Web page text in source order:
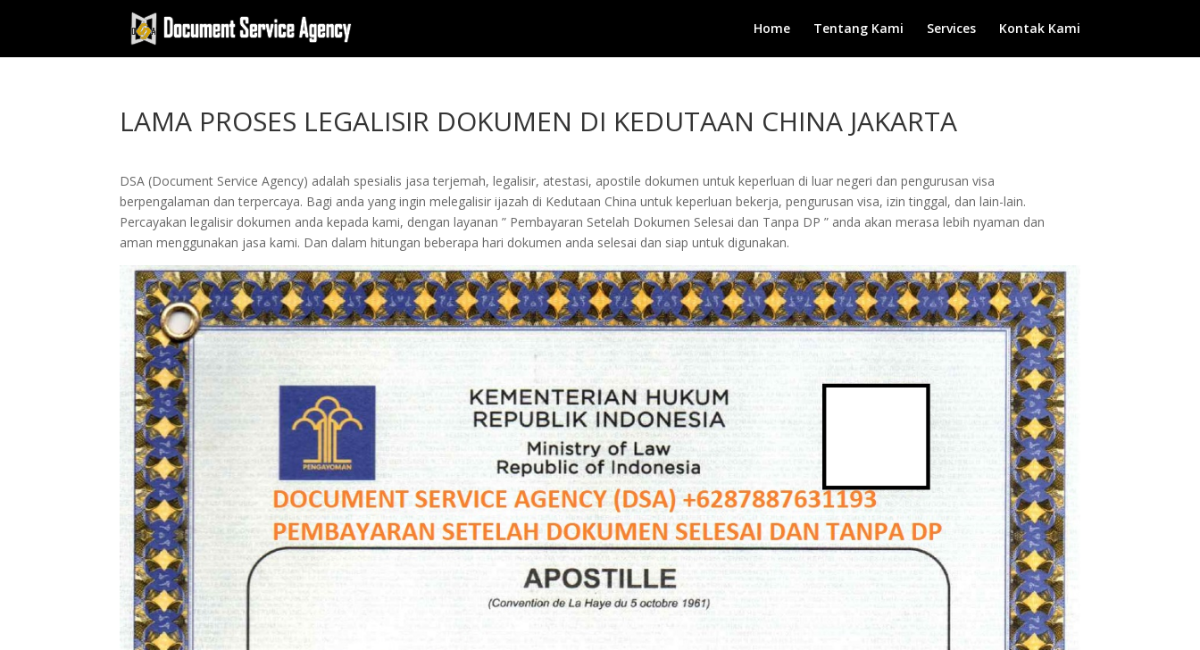
Home Tentang Kami Services Kontak Kami
LAMA PROSES LEGALISIR DOKUMEN DI KEDUTAAN CHINA JAKARTA
DSA (Document Service Agency) adalah spesialis jasa terjemah, legalisir, atestasi, apostile dokumen untuk keperluan di luar negeri dan pengurusan visa
berpengalaman dan terpercaya. Bagi anda yang ingin melegalisir ijazah di Kedutaan China untuk keperluan bekerja, pengurusan visa, izin tinggal, dan lain-lain.
Percayakan legalisir dokumen anda kepada kami, dengan layanan ” Pembayaran Setelah Dokumen Selesai dan Tanpa DP ” anda akan merasa lebih nyaman dan
aman menggunakan jasa kami. Dan dalam hitungan beberapa hari dokumen anda selesai dan siap untuk digunakan.